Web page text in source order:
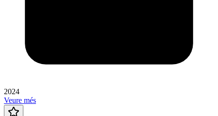
2024
Veure més